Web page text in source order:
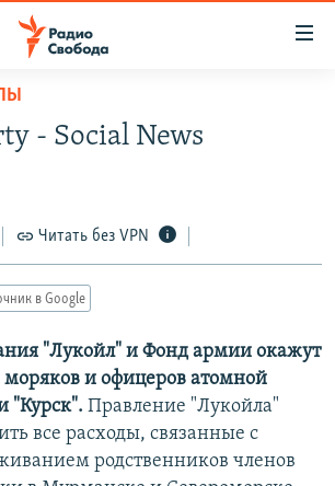
- Social News
Читать без VPN
в Google
"Лукойл" и Фонд армии окажут
и офицеров атомной
"Курск". Правление "Лукойла"
все расходы, связанные с
родственников членов